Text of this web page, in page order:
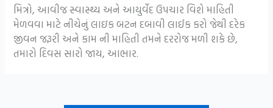
મિત્રો, આવીજ સ્વાસ્થ્ય અને આયુર્વેદ ઉપચાર વિશે માહિતી
મેળવવા માટે નીચેનું લાઇક બટન દબાવી લાઈક કરો જેથી દરેક
જીવન જરૂરી અને કામ ની માહિતી તમને દરરોજ મળી શકે છે,
તમારો દિવસ સારો જાય, આભાર.